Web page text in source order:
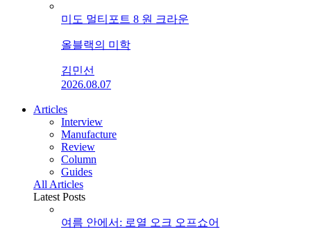
미도 멀티포트 8 원 크라운
올블랙의 미학
김민선
2026.08.07
Articles
Interview
Manufacture
Review
Column
Guides
All Articles
Latest Posts
여름 안에서: 로열 오크 오프쇼어